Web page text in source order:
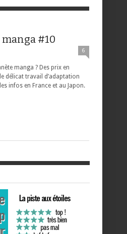
#10
6
manga ? Des prix en
délicat travail d’adaptation
infos en France et au Japon.